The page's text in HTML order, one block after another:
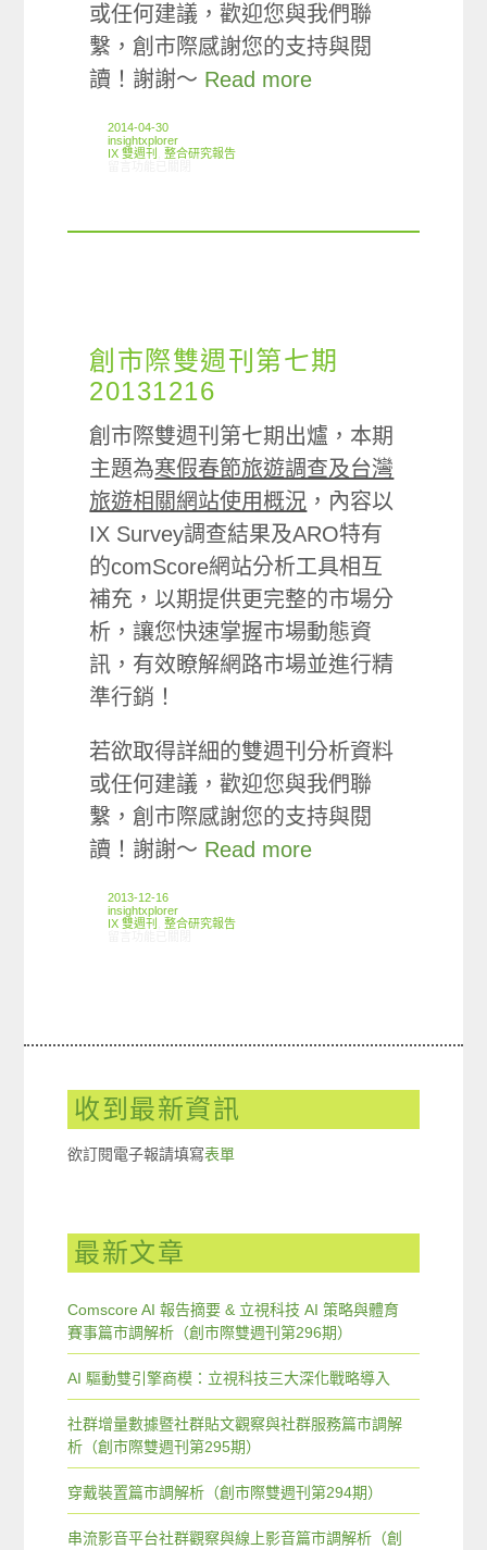
或任何建議，歡迎您與我們聯
繫，創市際感謝您的支持與閱
讀！謝謝～ Read more
2014-04-30
insightxplorer
IX 雙週刊
,整合研究報告
創市際雙週刊第七期
20131216
創市際雙週刊第七期出爐，本期
主題為寒假春節旅遊調查及台灣
旅遊相關網站使用概況 ，內容以
IX Survey調查結果及ARO特有
的comScore網站分析工具相互
補充，以期提供更完整的市場分
析，讓您快速掌握市場動態資
訊，有效瞭解網路市場並進行精
準行銷！
若欲取得詳細的雙週刊分析資料
或任何建議，歡迎您與我們聯
繫，創市際感謝您的支持與閱
讀！謝謝～ Read more
2013-12-16
insightxplorer
IX 雙週刊
,整合研究報告
收到最新資訊
欲訂閱電子報請填寫表單
最新文章
Comscore AI 報告摘要 & 立視科技 AI 策略與體育
賽事篇市調解析（創市際雙週刊第296期）
AI 驅動雙引擎商模：立視科技三大深化戰略導入
社群增量數據暨社群貼文觀察與社群服務篇市調解
析（創市際雙週刊第295期）
穿戴裝置篇市調解析（創市際雙週刊第294期）
串流影音平台社群觀察與線上影音篇市調解析（創